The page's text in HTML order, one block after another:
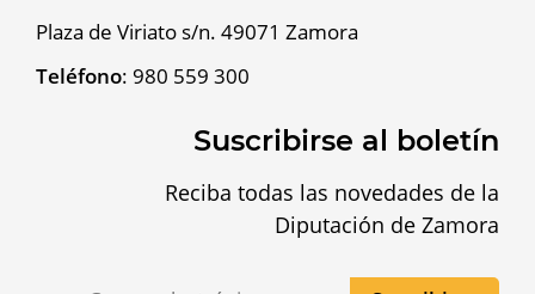
Plaza de Viriato s/n. 49071 Zamora
Teléfono: 980 559 300
Suscribirse al boletín
Reciba todas las novedades de la
Diputación de Zamora